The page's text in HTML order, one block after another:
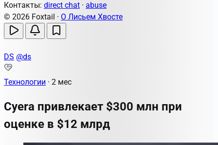
Контакты: direct chat · abuse
© 2026 Foxtail · О Лисьем Хвосте
DS @ds
Технологии · 2 мес
Cyera привлекает $300 млн при
оценке в $12 млрд